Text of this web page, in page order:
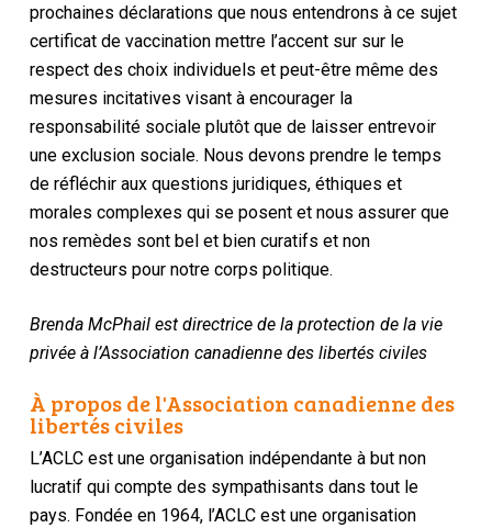
prochaines déclarations que nous entendrons à ce sujet
certificat de vaccination mettre l’accent sur sur le
respect des choix individuels et peut-être même des
mesures incitatives visant à encourager la
responsabilité sociale plutôt que de laisser entrevoir
une exclusion sociale. Nous devons prendre le temps
de réfléchir aux questions juridiques, éthiques et
morales complexes qui se posent et nous assurer que
nos remèdes sont bel et bien curatifs et non
destructeurs pour notre corps politique.
Brenda McPhail est directrice de la protection de la vie
privée à l’Association canadienne des libertés civiles
À propos de l'Association canadienne des
libertés civiles
L’ACLC est une organisation indépendante à but non
lucratif qui compte des sympathisants dans tout le
pays. Fondée en 1964, l’ACLC est une organisation